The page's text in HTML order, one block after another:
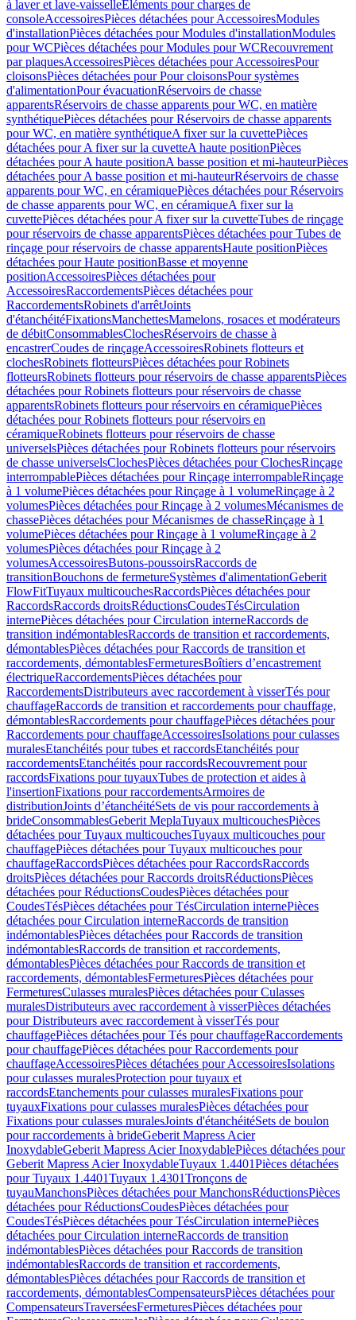
à laver et lave-vaisselleEléments pour charges de
consoleAccessoiresPièces détachées pour AccessoiresModules
d'installationPièces détachées pour Modules d'installationModules
pour WCPièces détachées pour Modules pour WCRecouvrement
par plaquesAccessoiresPièces détachées pour AccessoiresPour
cloisonsPièces détachées pour Pour cloisonsPour systèmes
d'alimentationPour évacuationRéservoirs de chasse
apparentsRéservoirs de chasse apparents pour WC, en matière
synthétiquePièces détachées pour Réservoirs de chasse apparents
pour WC, en matière synthétiqueA fixer sur la cuvettePièces
détachées pour A fixer sur la cuvetteA haute positionPièces
détachées pour A haute positionA basse position et mi-hauteurPièces
détachées pour A basse position et mi-hauteurRéservoirs de chasse
apparents pour WC, en céramiquePièces détachées pour Réservoirs
de chasse apparents pour WC, en céramiqueA fixer sur la
cuvettePièces détachées pour A fixer sur la cuvetteTubes de rinçage
pour réservoirs de chasse apparentsPièces détachées pour Tubes de
rinçage pour réservoirs de chasse apparentsHaute positionPièces
détachées pour Haute positionBasse et moyenne
positionAccessoiresPièces détachées pour
AccessoiresRaccordementsPièces détachées pour
RaccordementsRobinets d'arrêtJoints
d'étanchéitéFixationsManchettesMamelons, rosaces et modérateurs
de débitConsommablesClochesRéservoirs de chasse à
encastrerCoudes de rinçageAccessoiresRobinets flotteurs et
clochesRobinets flotteursPièces détachées pour Robinets
flotteursRobinets flotteurs pour réservoirs de chasse apparentsPièces
détachées pour Robinets flotteurs pour réservoirs de chasse
apparentsRobinets flotteurs pour réservoirs en céramiquePièces
détachées pour Robinets flotteurs pour réservoirs en
céramiqueRobinets flotteurs pour réservoirs de chasse
universelsPièces détachées pour Robinets flotteurs pour réservoirs
de chasse universelsClochesPièces détachées pour ClochesRinçage
interrompablePièces détachées pour Rinçage interrompableRinçage
à 1 volumePièces détachées pour Rinçage à 1 volumeRinçage à 2
volumesPièces détachées pour Rinçage à 2 volumesMécanismes de
chassePièces détachées pour Mécanismes de chasseRinçage à 1
volumePièces détachées pour Rinçage à 1 volumeRinçage à 2
volumesPièces détachées pour Rinçage à 2
volumesAccessoiresButons-poussoirsRaccords de
transitionBouchons de fermetureSystèmes d'alimentationGeberit
FlowFitTuyaux multicouchesRaccordsPièces détachées pour
RaccordsRaccords droitsRéductionsCoudesTésCirculation
internePièces détachées pour Circulation interneRaccords de
transition indémontablesRaccords de transition et raccordements,
démontablesPièces détachées pour Raccords de transition et
raccordements, démontablesFermeturesBoîtiers d’encastrement
électriqueRaccordementsPièces détachées pour
RaccordementsDistributeurs avec raccordement à visserTés pour
chauffageRaccords de transition et raccordements pour chauffage,
démontablesRaccordements pour chauffagePièces détachées pour
Raccordements pour chauffageAccessoiresIsolations pour culasses
muralesEtanchéités pour tubes et raccordsEtanchéités pour
raccordementsEtanchéités pour raccordsRecouvrement pour
raccordsFixations pour tuyauxTubes de protection et aides à
l'insertionFixations pour raccordementsArmoires de
distributionJoints d’étanchéitéSets de vis pour raccordements à
brideConsommablesGeberit MeplaTuyaux multicouchesPièces
détachées pour Tuyaux multicouchesTuyaux multicouches pour
chauffagePièces détachées pour Tuyaux multicouches pour
chauffageRaccordsPièces détachées pour RaccordsRaccords
droitsPièces détachées pour Raccords droitsRéductionsPièces
détachées pour RéductionsCoudesPièces détachées pour
CoudesTésPièces détachées pour TésCirculation internePièces
détachées pour Circulation interneRaccords de transition
indémontablesPièces détachées pour Raccords de transition
indémontablesRaccords de transition et raccordements,
démontablesPièces détachées pour Raccords de transition et
raccordements, démontablesFermeturesPièces détachées pour
FermeturesCulasses muralesPièces détachées pour Culasses
muralesDistributeurs avec raccordement à visserPièces détachées
pour Distributeurs avec raccordement à visserTés pour
chauffagePièces détachées pour Tés pour chauffageRaccordements
pour chauffagePièces détachées pour Raccordements pour
chauffageAccessoiresPièces détachées pour AccessoiresIsolations
pour culasses muralesProtection pour tuyaux et
raccordsEtanchements pour culasses muralesFixations pour
tuyauxFixations pour culasses muralesPièces détachées pour
Fixations pour culasses muralesJoints d'étanchéitéSets de boulon
pour raccordements à brideGeberit Mapress Acier
InoxydableGeberit Mapress Acier InoxydablePièces détachées pour
Geberit Mapress Acier InoxydableTuyaux 1.4401Pièces détachées
pour Tuyaux 1.4401Tuyaux 1.4301Tronçons de
tuyauManchonsPièces détachées pour ManchonsRéductionsPièces
détachées pour RéductionsCoudesPièces détachées pour
CoudesTésPièces détachées pour TésCirculation internePièces
détachées pour Circulation interneRaccords de transition
indémontablesPièces détachées pour Raccords de transition
indémontablesRaccords de transition et raccordements,
démontablesPièces détachées pour Raccords de transition et
raccordements, démontablesCompensateursPièces détachées pour
CompensateursTraverséesFermeturesPièces détachées pour